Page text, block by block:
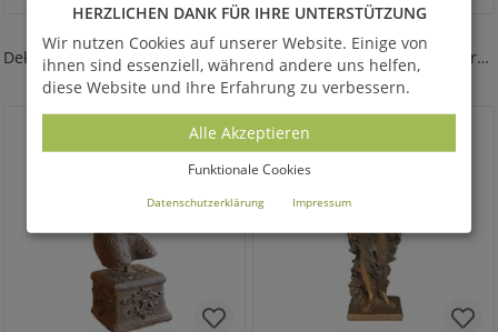
KEANU
Deko Figur Frosch mit Blatt - Metall
150,00 € *
WALTRAUD
Deko Figur Schwimmerin - Terrakotta
400,00 €
HERZLICHEN DANK FÜR IHRE UNTERSTÜTZUNG
Wir nutzen Cookies auf unserer Website. Einige von
ihnen sind essenziell, während andere uns helfen,
diese Website und Ihre Erfahrung zu verbessern.
Alle Akzeptieren
Funktionale Cookies
Datenschutzerklärung Impressum